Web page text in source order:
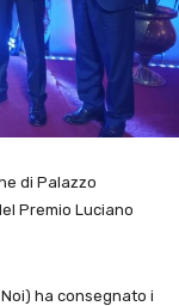
di Palazzo
Premio Luciano
ha consegnato i